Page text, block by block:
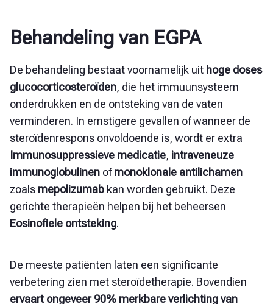
Behandeling van EGPA
De behandeling bestaat voornamelijk uit hoge doses
glucocorticosteroïden, die het immuunsysteem
onderdrukken en de ontsteking van de vaten
verminderen. In ernstigere gevallen of wanneer de
steroïdenrespons onvoldoende is, wordt er extra
Immunosuppressieve medicatie, intraveneuze
immunoglobulinen ofmonoklonale antilichamen
zoals mepolizumab kan worden gebruikt. Deze
gerichte therapieën helpen bij het beheersen
Eosinofiele ontsteking.
De meeste patiënten laten een significante
verbetering zien met steroïdetherapie. Bovendien
ervaart ongeveer 90% merkbare verlichting van